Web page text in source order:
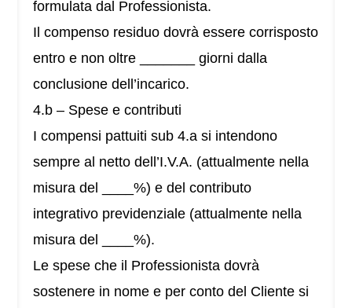
formulata dal Professionista.
Il compenso residuo dovrà essere corrisposto
entro e non oltre _______ giorni dalla
conclusione dell’incarico.
4.b – Spese e contributi
I compensi pattuiti sub 4.a si intendono
sempre al netto dell’I.V.A. (attualmente nella
misura del ____%) e del contributo
integrativo previdenziale (attualmente nella
misura del ____%).
Le spese che il Professionista dovrà
sostenere in nome e per conto del Cliente si